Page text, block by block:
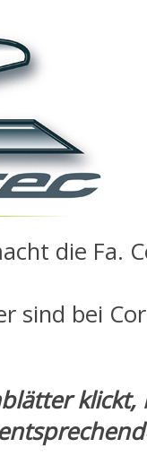
die Fa.
sind bei